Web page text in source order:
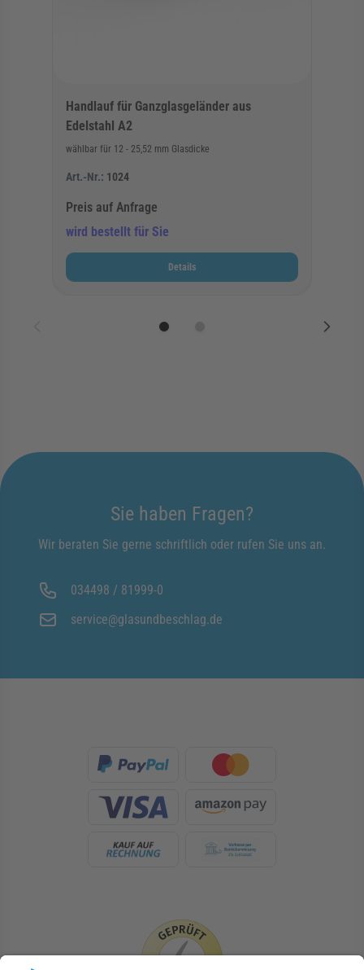
Handlauf für Ganzglasgeländer aus
Edelstahl A2
wählbar für 12 - 25,52 mm Glasdicke
Art.-Nr.: 1024
Preis auf Anfrage
wird bestellt für Sie
Details
Sie haben Fragen?
Wir beraten Sie gerne schriftlich oder rufen Sie uns an.
034498 / 81999-0
service@glasundbeschlag.de